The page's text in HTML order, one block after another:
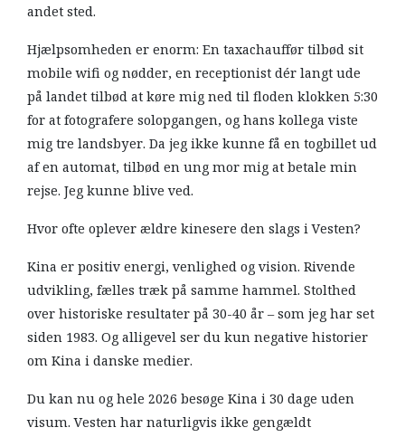
andet sted.
Hjælpsomheden er enorm: En taxachauffør tilbød sit
mobile wifi og nødder, en receptionist dér langt ude
på landet tilbød at køre mig ned til floden klokken 5:30
for at fotografere solopgangen, og hans kollega viste
mig tre landsbyer. Da jeg ikke kunne få en togbillet ud
af en automat, tilbød en ung mor mig at betale min
rejse. Jeg kunne blive ved.
Hvor ofte oplever ældre kinesere den slags i Vesten?
Kina er positiv energi, venlighed og vision. Rivende
udvikling, fælles træk på samme hammel. Stolthed
over historiske resultater på 30-40 år – som jeg har set
siden 1983. Og alligevel ser du kun negative historier
om Kina i danske medier.
Du kan nu og hele 2026 besøge Kina i 30 dage uden
visum. Vesten har naturligvis ikke gengældt